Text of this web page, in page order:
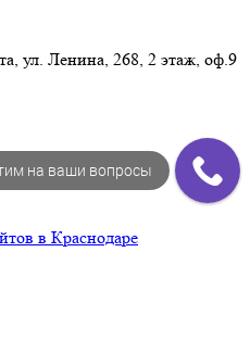
ул. Ленина, 268, 2 этаж, оф.9
компания "Практика" 2009-
на ваши вопросы